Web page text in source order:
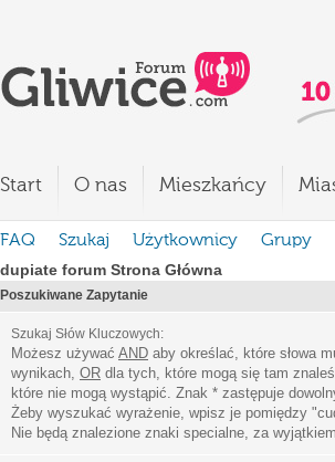
Start O nas Mieszkańcy
FAQ Szukaj Użytkownicy Grupy
dupiate forum Strona Główna
Poszukiwane Zapytanie
Szukaj Słów Kluczowych:
Możesz używać AND aby określać, które słowa
wynikach, OR dla tych, które mogą się tam
które nie mogą wystąpić. Znak * zastępuje
Żeby wyszukać wyrażenie, wpisz je pomiędzy "
Nie będą znalezione znaki specialne, za